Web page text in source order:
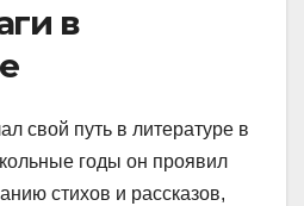
в
свой путь в литературе в
годы он проявил
стихов и рассказов,